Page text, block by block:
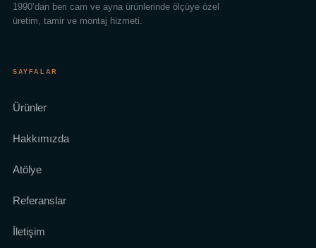
1990’dan beri cam ve ayna ürünlerinde ölçüye özel
üretim, tamir ve montaj hizmeti.
SAYFALAR
Ürünler
Hakkımızda
Atölye
Referanslar
İletişim